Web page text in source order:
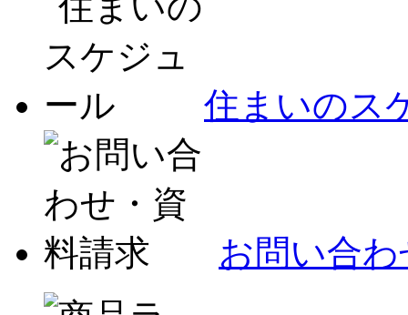
住まいのス
お問い合